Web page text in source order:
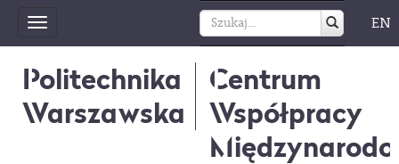
Toggle
navigation
EN
Politechnika
Warszawska
Centrum
Współpracy